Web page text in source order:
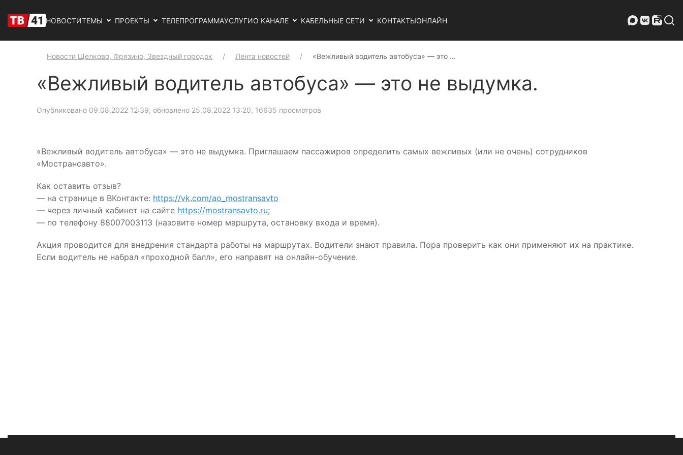
НОВОСТИТЕМЫ ПРОЕКТЫ ТЕЛЕПРОГРАММАУСЛУГИО КАНАЛЕ КАБЕЛЬНЫЕ СЕТИ КОНТАКТЫОНЛАЙН
Новости Щелково, Фрязино, Звездный городок Лента новостей «Вежливый водитель автобуса» — это …
«Вежливый водитель автобуса» — это не выдумка.
Опубликовано 09.08.2022 12:39, обновлено 25.08.2022 13:20, 16635 просмотров
«Вежливый водитель автобуса» — это не выдумка. Приглашаем пассажиров определить самых вежливых (или не очень) сотрудников
«Мострансавто».
Как оставить отзыв?
— на странице в ВКонтакте: https://vk.com/ao_mostransavto
— через личный кабинет на сайте https://mostransavto.ru;
— по телефону 88007003113 (назовите номер маршрута, остановку входа и время).
Акция проводится для внедрения стандарта работы на маршрутах. Водители знают правила. Пора проверить как они применяют их на практике.
Если водитель не набрал «проходной балл», его направят на онлайн-обучение.